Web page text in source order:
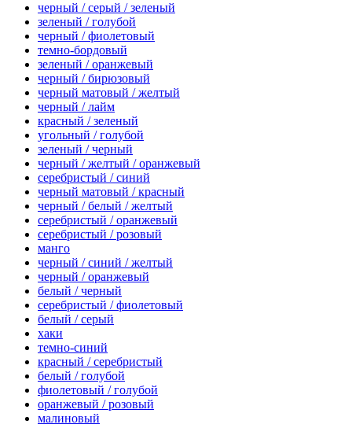
черный / серый / зеленый
зеленый / голубой
черный / фиолетовый
темно-бордовый
зеленый / оранжевый
черный / бирюзовый
черный матовый / желтый
черный / лайм
красный / зеленый
угольный / голубой
зеленый / черный
черный / желтый / оранжевый
серебристый / синий
черный матовый / красный
черный / белый / желтый
серебристый / оранжевый
серебристый / розовый
манго
черный / синий / желтый
черный / оранжевый
белый / черный
серебристый / фиолетовый
белый / серый
хаки
темно-синий
красный / серебристый
белый / голубой
фиолетовый / голубой
оранжевый / розовый
малиновый